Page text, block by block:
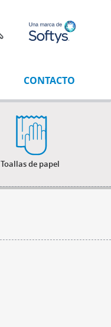
CONTACTO
Toallas de papel